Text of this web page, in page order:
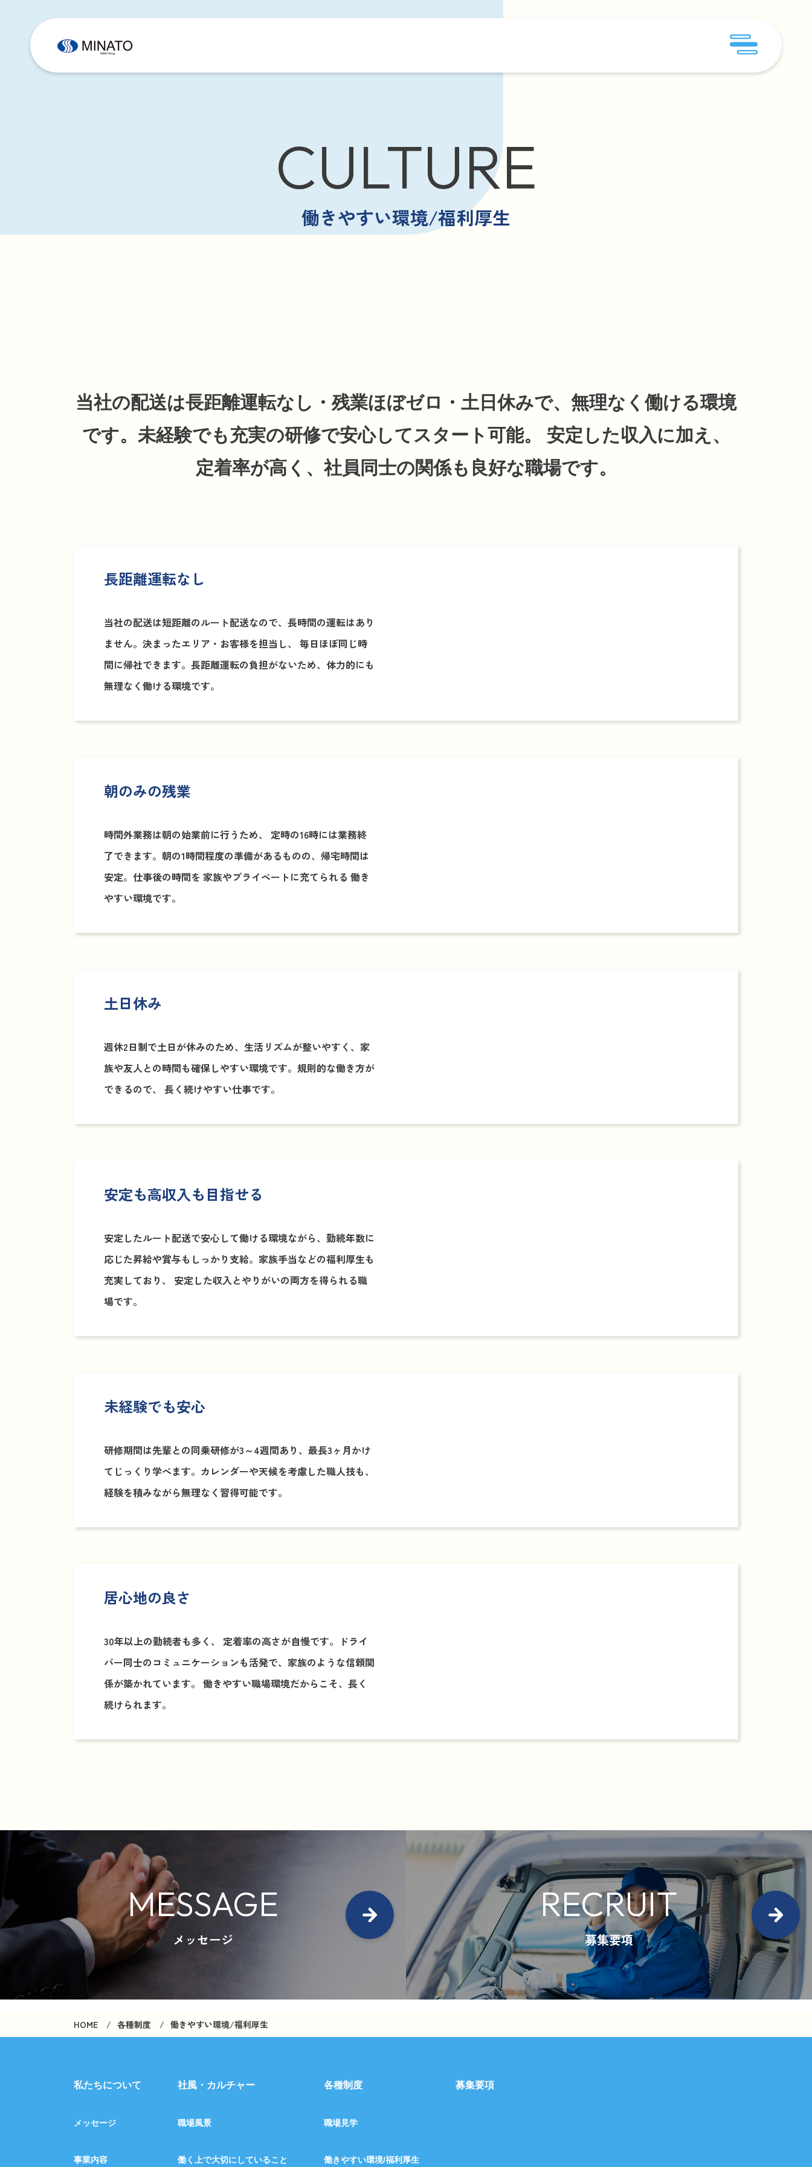
CULTURE
働きやすい環境/福利厚生
当社の配送は長距離運転なし・残業ほぼゼロ・土日休みで、無理なく働ける環境
です。未経験でも充実の研修で安心してスタート可能。 安定した収入に加え、
定着率が高く、社員同士の関係も良好な職場です。
長距離運転なし
当社の配送は短距離のルート配送なので、長時間の運転はあり
ません。決まったエリア・お客様を担当し、 毎日ほぼ同じ時
間に帰社できます。長距離運転の負担がないため、体力的にも
無理なく働ける環境です。
朝のみの残業
時間外業務は朝の始業前に行うため、 定時の16時には業務終
了できます。朝の1時間程度の準備があるものの、帰宅時間は
安定。仕事後の時間を 家族やプライベートに充てられる 働き
やすい環境です。
土日休み
週休2日制で土日が休みのため、生活リズムが整いやすく、家
族や友人との時間も確保しやすい環境です。規則的な働き方が
できるので、 長く続けやすい仕事です。
安定も高収入も目指せる
安定したルート配送で安心して働ける環境ながら、勤続年数に
応じた昇給や賞与もしっかり支給。家族手当などの福利厚生も
充実しており、 安定した収入とやりがいの両方を得られる職
場です。
未経験でも安心
研修期間は先輩との同乗研修が3～4週間あり、最長3ヶ月かけ
てじっくり学べます。カレンダーや天候を考慮した職人技も、
経験を積みながら無理なく習得可能です。
居心地の良さ
30年以上の勤続者も多く、 定着率の高さが自慢です。ドライ
バー同士のコミュニケーションも活発で、家族のような信頼関
係が築かれています。 働きやすい職場環境だからこそ、長く
続けられます。
MESSAGE
メッセージ
RECRUIT
募集要項
HOME 各種制度 働きやすい環境/福利厚生
私たちについて
メッセージ
事業内容
社風・カルチャー
職場風景
働く上で大切にしていること
各種制度
職場見学
働きやすい環境/福利厚生
募集要項